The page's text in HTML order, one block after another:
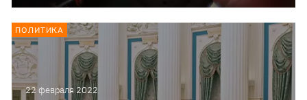
22 февраля 2022
ПОЛИТИКА